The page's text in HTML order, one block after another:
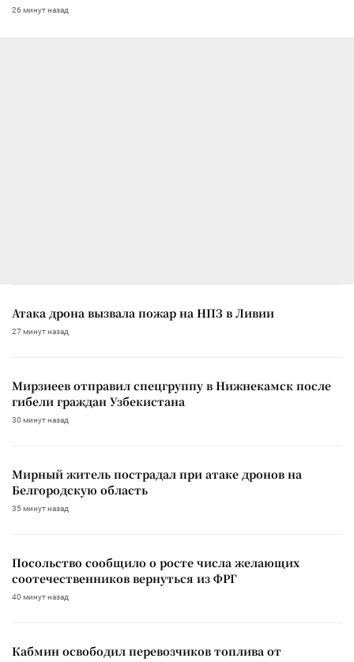
26 минут назад
Атака дрона вызвала пожар на НПЗ в Ливии
27 минут назад
Мирзиеев отправил спецгруппу в Нижнекамск после
гибели граждан Узбекистана
30 минут назад
Мирный житель пострадал при атаке дронов на
Белгородскую область
35 минут назад
Посольство сообщило о росте числа желающих
соотечественников вернуться из ФРГ
40 минут назад
Кабмин освободил перевозчиков топлива от